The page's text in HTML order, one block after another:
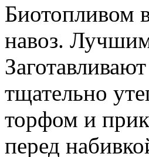
Биотопливом
навоз.
тщательно
торфом и
перед